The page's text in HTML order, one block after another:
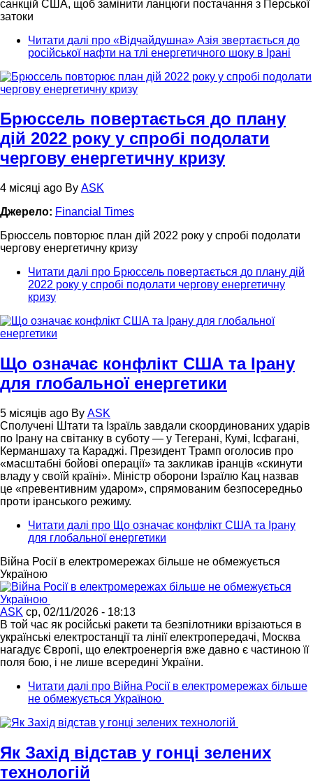
санкцій США, щоб замінити ланцюги постачання з Перської
затоки
Читати далі про «Відчайдушна» Азія звертається до
російської нафти на тлі енергетичного шоку в Ірані
Брюссель повертається до плану
дій 2022 року у спробі подолати
чергову енергетичну кризу
4 місяці ago By ASK
Джерело: Financial Times
Брюссель повторює план дій 2022 року у спробі подолати
чергову енергетичну кризу
Читати далі про Брюссель повертається до плану дій
2022 року у спробі подолати чергову енергетичну
кризу
Що означає конфлікт США та Ірану
для глобальної енергетики
5 місяців ago By ASK
Сполучені Штати та Ізраїль завдали скоординованих ударів
по Ірану на світанку в суботу — у Тегерані, Кумі, Ісфагані,
Керманшаху та Караджі. Президент Трамп оголосив про
«масштабні бойові операції» та закликав іранців «скинути
владу у своїй країні». Міністр оборони Ізраїлю Кац назвав
це «превентивним ударом», спрямованим безпосередньо
проти іранського режиму.
Читати далі про Що означає конфлікт США та Ірану
для глобальної енергетики
Війна Росії в електромережах більше не обмежується
Україною
ASK ср, 02/11/2026 - 18:13
В той час як російські ракети та безпілотники врізаються в
українські електростанції та лінії електропередачі, Москва
нагадує Європі, що електроенергія вже давно є частиною її
поля бою, і не лише всередині України.
Читати далі про Війна Росії в електромережах більше
не обмежується Україною
Як Захід відстав у гонці зелених
технологій